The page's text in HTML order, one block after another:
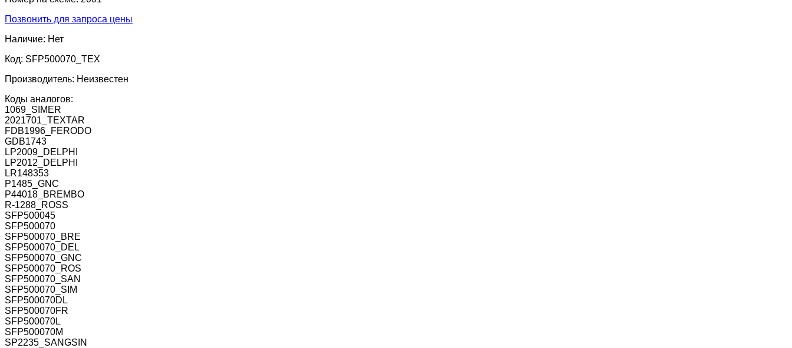
Позвонить для запроса цены
Наличие: Нет
Код: SFP500070_TEX
Производитель: Неизвестен
Коды аналогов:
1069_SIMER
2021701_TEXTAR
FDB1996_FERODO
GDB1743
LP2009_DELPHI
LP2012_DELPHI
LR148353
P1485_GNC
P44018_BREMBO
R-1288_ROSS
SFP500045
SFP500070
SFP500070_BRE
SFP500070_DEL
SFP500070_GNC
SFP500070_ROS
SFP500070_SAN
SFP500070_SIM
SFP500070DL
SFP500070FR
SFP500070L
SFP500070M
SP2235_SANGSIN